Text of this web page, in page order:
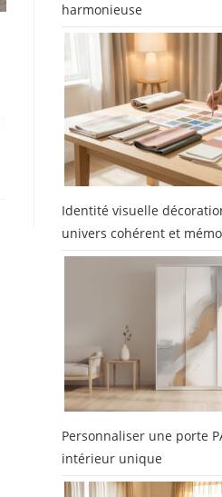
harmonieuse
Identité visuelle
univers cohérent et
Personnaliser une porte
intérieur unique